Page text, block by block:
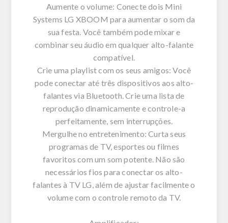
Aumente o volume: Conecte dois Mini
Systems LG XBOOM para aumentar o som da
sua festa. Você também pode mixar e
combinar seu áudio em qualquer alto-falante
compatível.
Crie uma playlist com os seus amigos: Você
pode conectar até três dispositivos aos alto-
falantes via Bluetooth. Crie uma lista de
reprodução dinamicamente e controle-a
perfeitamente, sem interrupções.
Mergulhe no entretenimento: Curta seus
programas de TV, esportes ou filmes
favoritos com um som potente. Não são
necessários fios para conectar os alto-
falantes à TV LG, além de ajustar facilmente o
volume com o controle remoto da TV.